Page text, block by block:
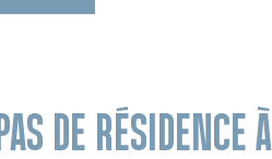
PAS DE